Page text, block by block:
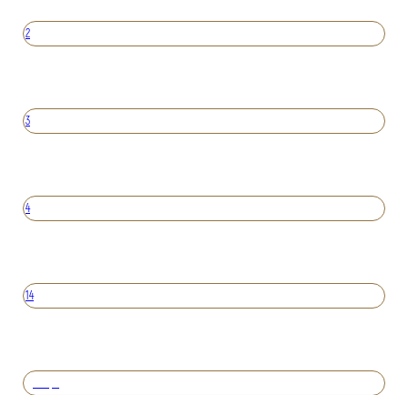
2
3
4
14